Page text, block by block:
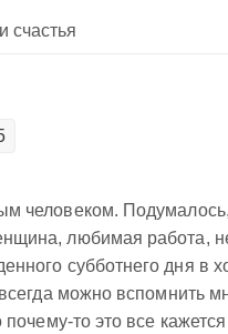
счастья
человеком.
любимая работа,
субботнего дня в
можно вспомнить
то это все